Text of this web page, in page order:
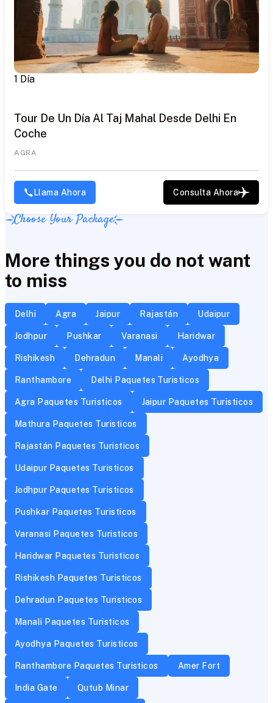
1 Día
Tour De Un Día Al Taj Mahal Desde Delhi En
Coche
AGRA
Llama Ahora Consulta Ahora
Choose Your Package
More things you do not want
to miss
Delhi Agra Jaipur Rajastán Udaipur
Jodhpur Pushkar Varanasi Haridwar
Rishikesh Dehradun Manali Ayodhya
Ranthambore Delhi Paquetes Turisticos
Agra Paquetes Turisticos Jaipur Paquetes Turisticos
Mathura Paquetes Turisticos
Rajastán Paquetes Turisticos
Udaipur Paquetes Turisticos
Jodhpur Paquetes Turisticos
Pushkar Paquetes Turisticos
Varanasi Paquetes Turisticos
Haridwar Paquetes Turisticos
Rishikesh Paquetes Turisticos
Dehradun Paquetes Turisticos
Manali Paquetes Turisticos
Ayodhya Paquetes Turisticos
Ranthambore Paquetes Turisticos Amer Fort
India Gate Qutub Minar